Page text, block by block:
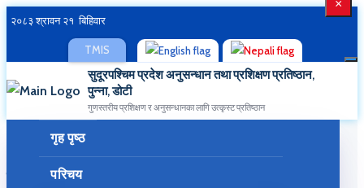
२०८३ श्रावन २१ बिहिवार
TMIS
सुदूरपश्चिम प्रदेश अनुसन्धान तथा प्रशिक्षण प्रतिष्ठान,
पुन्ना, डोटी
गुणस्तरीय प्रशिक्षण र अनुसन्धानका लागि उत्कृस्ट प्रतिष्ठान
गृह पृष्ठ
परिचय
प्रदेश तथा स्‍थानीय तहमा कार्यरत अधिकृत स्तर सातौं /आठौं
तहका कर्मचारिहरुका लागि "कार्य सम्‍पादन, विकास व्‍यवस्‍थापन तथा
×